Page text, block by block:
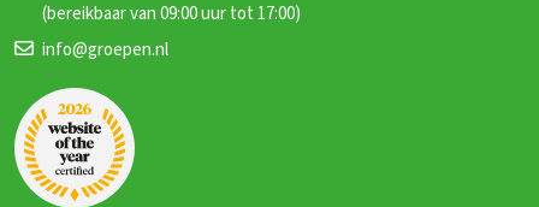
(bereikbaar van 09:00 uur tot 17:00)
info@groepen.nl